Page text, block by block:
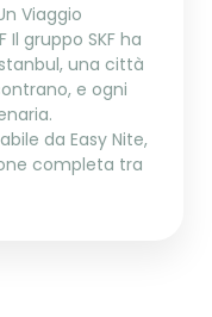
Viaggio
gruppo SKF ha
una città
e ogni
da Easy Nite,
completa tra